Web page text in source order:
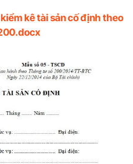
kiểm kê tài sản cố định theo